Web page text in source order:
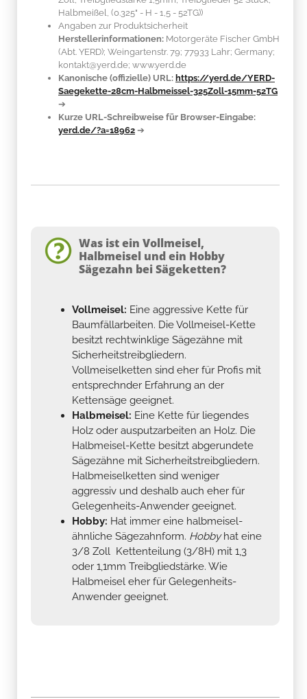
Herstellerinformationen:
Motorgeräte Fischer GmbH
(Abt. YERD); Weingartenstr. 79; 77933 Lahr; Germany;
kontakt@yerd.de; www.yerd.de
Kanonische (offizielle) URL:
https://yerd.de/YERD-
Saegekette-28cm-Halbmeissel-325Zoll-15mm-52TG
Kurze URL-Schreibweise für Browser-Eingabe:
yerd.de/?a=18962➔
Sägezahn bei Sägeketten?
Vollmeisel:Eine aggressive Kette für
besitzt rechtwinklige Sägezähne mit
Sicherheitstreibgliedern.
Vollmeiselketten sind eher für Profis mit
entsprechnder Erfahrung an der
Kettensäge geeignet.
Halbmeisel:Eine Kette für liegendes
Holz oder ausputzarbeiten an Holz. Die
Halbmeisel-Kette besitzt abgerundete
Sägezähne mit Sicherheitstreibgliedern.
Halbmeiselketten sind weniger
aggressiv und deshalb auch eher für
Gelegenheits-Anwender geeignet.
Hobby:Hat immer eine halbmeisel-
ähnliche Sägezahnform. Hobbyhat eine
3/8 Zoll Kettenteilung (3/8H) mit 1,3
oder 1,1mm Treibgliedstärke. Wie
Halbmeisel eher für Gelegenheits-
Anwender geeignet.
passend für Dolmar PS540